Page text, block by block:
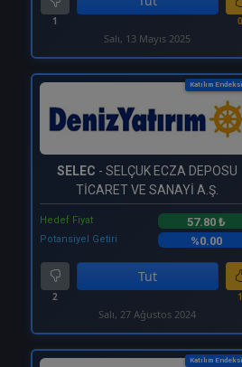
1 0
Salı, 13 Mayıs 2025
Katılım
SELEC - SELÇUK ECZA DEPOSU
TİCARET VE SANAYİ A.Ş.
Hedef Fiyat 57.80 ₺
Potansiyel Getiri %0.00
2
Tut
1
Salı, 27 Ağustos 2024
Katılım